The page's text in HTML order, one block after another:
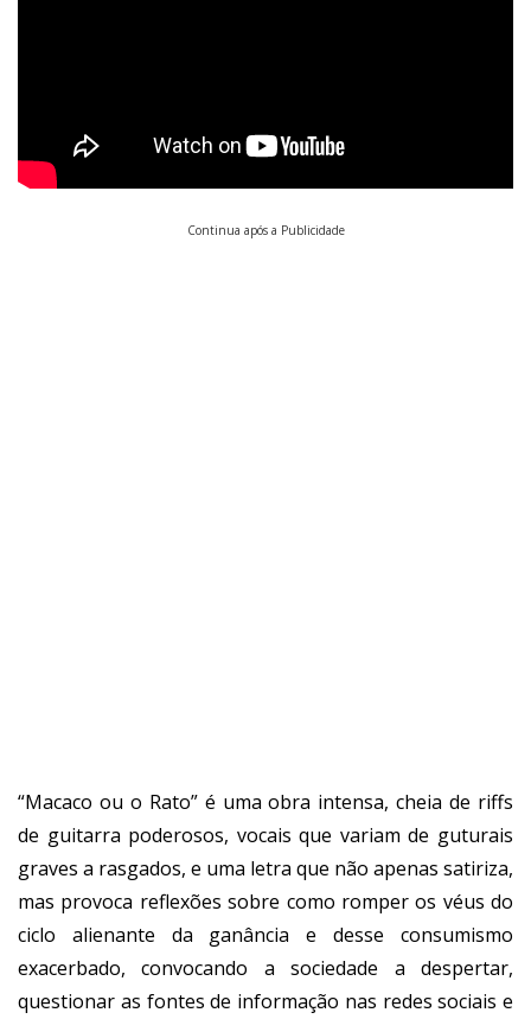
Continua após a Publicidade
“Macaco ou o Rato” é uma obra intensa, cheia de riffs
de guitarra poderosos, vocais que variam de guturais
graves a rasgados, e uma letra que não apenas satiriza,
mas provoca reflexões sobre como romper os véus do
ciclo alienante da ganância e desse consumismo
exacerbado, convocando a sociedade a despertar,
questionar as fontes de informação nas redes sociais e